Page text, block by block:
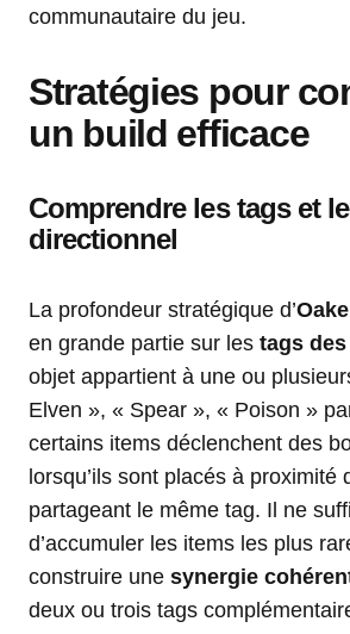
communautaire du jeu.
Stratégies pour
un build efficace
Comprendre les tags et
directionnel
La profondeur stratégique d’
en grande partie sur les tags
objet appartient à une ou
Elven », « Spear », « Poison »
certains items déclenchent des
lorsqu’ils sont placés à proximité
partageant le même tag. Il ne
d’accumuler les items les plus
construire une synergie
deux ou trois tags